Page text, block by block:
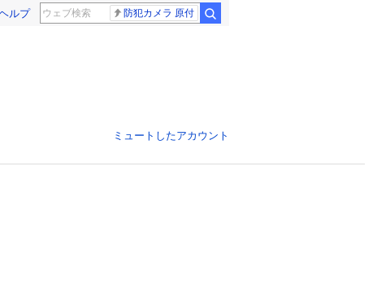
ルプ 防犯カメラ 原付
ミュートしたアカウント